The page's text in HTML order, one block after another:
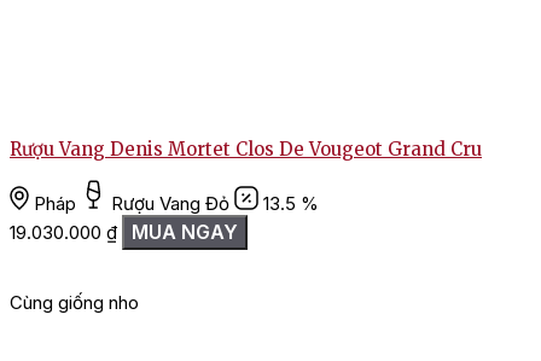
Rượu Vang Denis Mortet Clos De Vougeot Grand Cru
Pháp Rượu Vang Đỏ
13.5 %
19.030.000 ₫ MUA NGAY
Cùng giống nho